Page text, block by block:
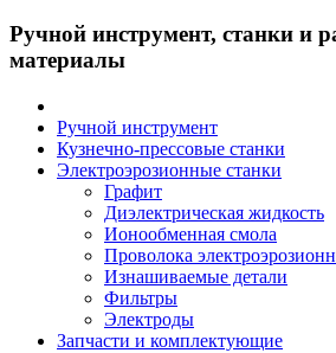
Ручной инструмент, станки и
материалы
Ручной инструмент
Кузнечно-прессовые станки
Электроэрозионные станки
Графит
Диэлектрическая жидкость
Ионообменная смола
Проволока
Изнашиваемые детали
Фильтры
Электроды
Запчасти и комплектующие